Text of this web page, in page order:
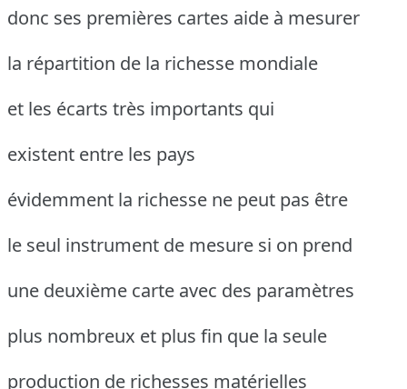
donc ses premières cartes aide à mesurer
la répartition de la richesse mondiale
et les écarts très importants qui
existent entre les pays
évidemment la richesse ne peut pas être
le seul instrument de mesure si on prend
une deuxième carte avec des paramètres
plus nombreux et plus fin que la seule
production de richesses matérielles